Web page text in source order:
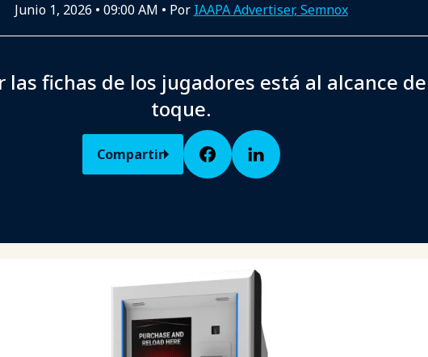
Junio 1, 2026 • 09:00 AM • Por IAAPA Advertiser, Semnox
las fichas de los jugadores está al alcance
toque.
Compartir